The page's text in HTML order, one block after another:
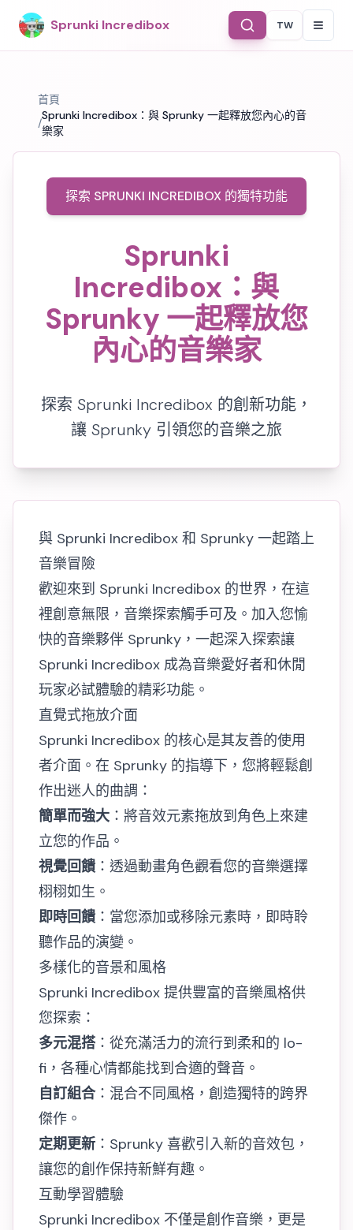
Sprunki Incredibox Select
TW
首頁
/
Sprunki Incredibox：與 Sprunky 一起釋放您內心的音
樂家
探索 SPRUNKI INCREDIBOX 的獨特功能
Sprunki
Incredibox：與
Sprunky 一起釋放您
內心的音樂家
探索 Sprunki Incredibox 的創新功能，
讓 Sprunky 引領您的音樂之旅
與 Sprunki Incredibox 和 Sprunky 一起踏上
音樂冒險
歡迎來到 Sprunki Incredibox 的世界，在這
裡創意無限，音樂探索觸手可及。加入您愉
快的音樂夥伴 Sprunky，一起深入探索讓
Sprunki Incredibox 成為音樂愛好者和休閒
玩家必試體驗的精彩功能。
直覺式拖放介面
Sprunki Incredibox 的核心是其友善的使用
者介面。在 Sprunky 的指導下，您將輕鬆創
作出迷人的曲調：
簡單而強大 ：將音效元素拖放到角色上來建
立您的作品。
視覺回饋：透過動畫角色觀看您的音樂選擇
栩栩如生。
即時回饋：當您添加或移除元素時，即時聆
聽作品的演變。
多樣化的音景和風格
Sprunki Incredibox 提供豐富的音樂風格供
您探索：
多元混搭 ：從充滿活力的流行到柔和的 lo-
fi，各種心情都能找到合適的聲音。
自訂組合：混合不同風格，創造獨特的跨界
傑作。
定期更新 ：Sprunky 喜歡引入新的音效包，
讓您的創作保持新鮮有趣。
互動學習體驗
Sprunki Incredibox 不僅是創作音樂，更是